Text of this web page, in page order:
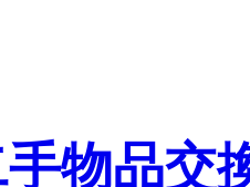
物品交